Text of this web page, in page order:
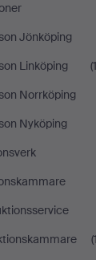
Jönköping
Linköping
Norrköping
Nyköping